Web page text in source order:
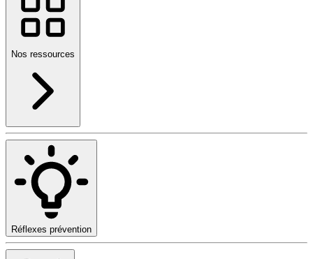
Nos ressources
Réflexes prévention